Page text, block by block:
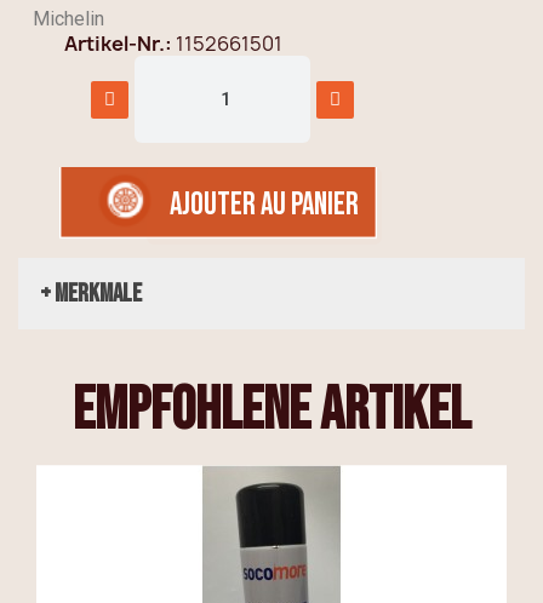
Michelin
Artikel-Nr. 1152661501
AJOUTER AU PANIER
+ Merkmale
empfohlene Artikel